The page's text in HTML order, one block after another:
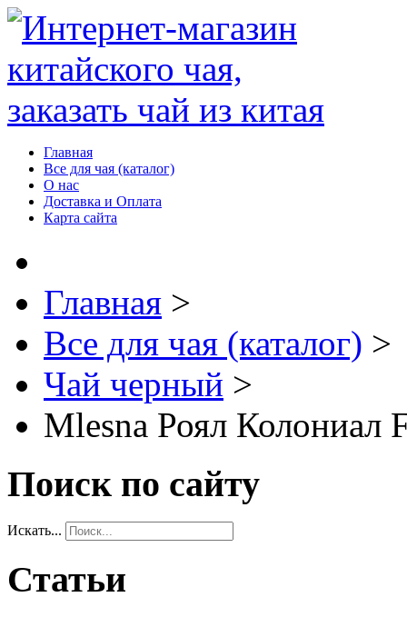
Главная
Все для чая (каталог)
О нас
Доставка и Оплата
Карта сайта
Главная >
Все для чая (каталог) >
Чай черный >
Mlesna Роял Колониал
Поиск по сайту
Искать...
Статьи